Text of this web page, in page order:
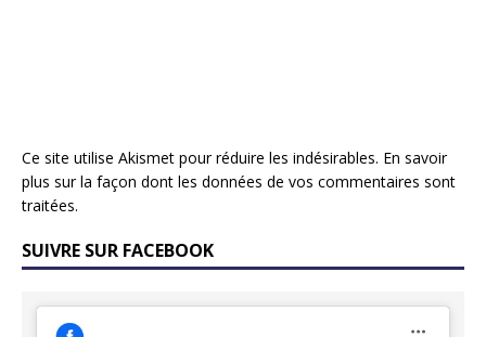
Ce site utilise Akismet pour réduire les indésirables. En savoir
plus sur la façon dont les données de vos commentaires sont
traitées.
SUIVRE SUR FACEBOOK